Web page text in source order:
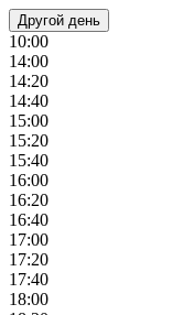
Другой день
10:00
14:00
14:20
14:40
15:00
15:20
15:40
16:00
16:20
16:40
17:00
17:20
17:40
18:00